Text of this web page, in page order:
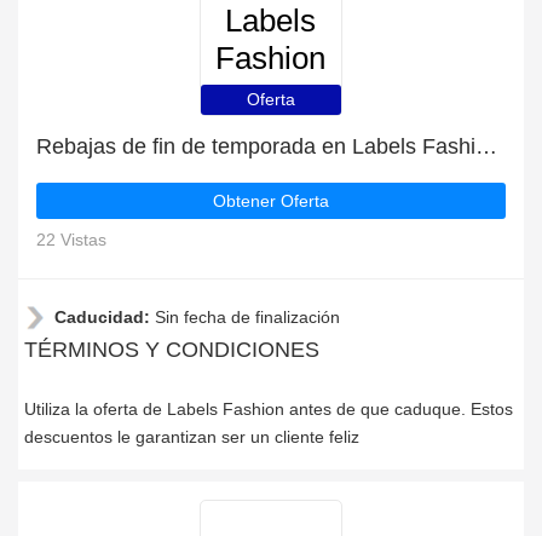
Labels
Fashion
Oferta
Rebajas de fin de temporada en Labels Fashion con descuentos de hasta 37%
Obtener Oferta
22 Vistas
Caducidad: Sin fecha de finalización
TÉRMINOS Y CONDICIONES
Utiliza la oferta de Labels Fashion antes de que caduque. Estos
descuentos le garantizan ser un cliente feliz